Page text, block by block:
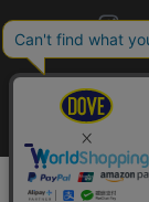
DOVE
COMPANY